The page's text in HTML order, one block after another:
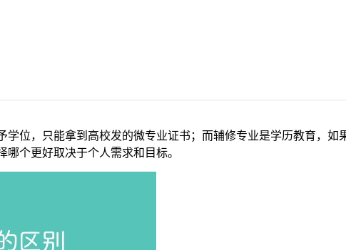
位，只能拿到高校发的微专业证书；而辅修专业是学历教育，如
个更好取决于个人需求和目标。